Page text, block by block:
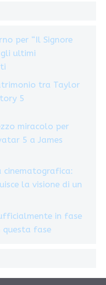
per “Il Signore
ultimi
tra Taylor
5
miracolo per
5 a James
cinematografica:
la visione di un
in fase
questa fase